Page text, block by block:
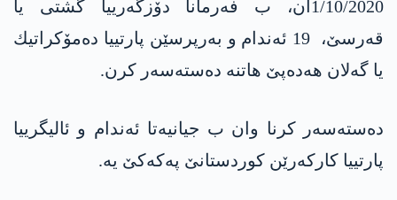
1/10/2020ان، ب فه‌رمانا دۆزگه‌رییا گشتی یا
قه‌رسێ، 19 ئه‌ندام و به‌رپرسێن پارتییا ده‌مۆكراتیك
یا گه‌لان هه‌ده‌پێ هاتنه‌ ده‌سته‌سه‌ر كرن.
ده‌سته‌سه‌ر كرنا وان ب جیانیه‌تا ئه‌ندام و ئالیگرییا
پارتییا كاركه‌رێن كوردستانێ په‌كه‌كێ یه‌.